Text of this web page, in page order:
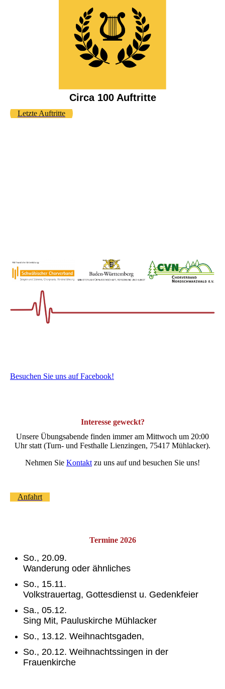
Circa 100 Auftritte
Letzte Auftritte
Besuchen Sie uns auf Facebook!
Interesse geweckt?
Unsere Übungsabende finden immer am Mittwoch um 20:00
Uhr statt (Turn- und Festhalle Lienzingen, 75417 Mühlacker).
Nehmen Sie Kontakt zu uns auf und besuchen Sie uns!
Anfahrt
Termine 2026
So., 20.09.
Wanderung oder ähnliches
So., 15.11.
Volkstrauertag, Gottesdienst u. Gedenkfeier
Sa., 05.12.
Sing Mit, Pauluskirche Mühlacker
So., 13.12. Weihnachtsgaden,
So., 20.12. Weihnachtssingen in der
Frauenkirche